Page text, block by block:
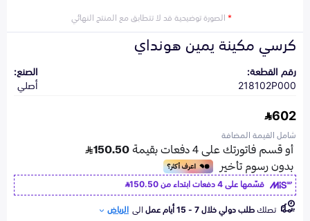
*الصورة توضيحية قد لا تتطابق مع المنتج النهائي
كرسي مكينة يمين هونداي
رقم القطعة:
218102P000
الصنع:
أصلي
602
شامل القيمة المضافة
قسّمها على 4 دفعات ابتداء من
150.50
تصلكطلب دولي خلال 7 - 15 أيام عمل الى الرياض